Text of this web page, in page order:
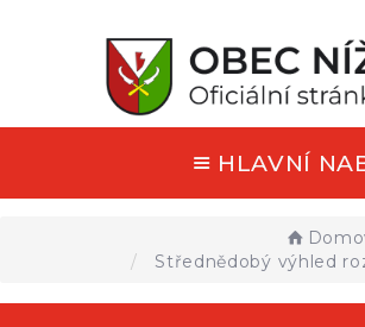
HLAVNÍ
Střednědobý výhled